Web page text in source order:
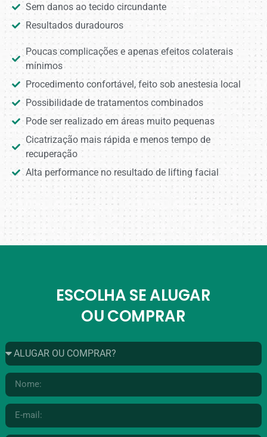
Sem danos ao tecido circundante
Resultados duradouros
Poucas complicações e apenas efeitos colaterais
mínimos
Procedimento confortável, feito sob anestesia local
Possibilidade de tratamentos combinados
Pode ser realizado em áreas muito pequenas
Cicatrização mais rápida e menos tempo de
recuperação
Alta performance no resultado de lifting facial
ESCOLHA SE ALUGAR
OU COMPRAR